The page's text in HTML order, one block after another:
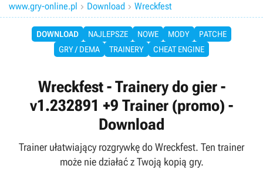
www.gry-online.pl  Download  Wreckfest
DOWNLOAD NAJLEPSZE NOWE MODY
PATCHE
GRY / DEMA
TRAINERY CHEAT ENGINE
Wreckfest - Trainery do gier -
v1.232891 +9 Trainer (promo) -
Download
Trainer ułatwiający rozgrywkę do Wreckfest. Ten trainer
może nie działać z Twoją kopią gry.